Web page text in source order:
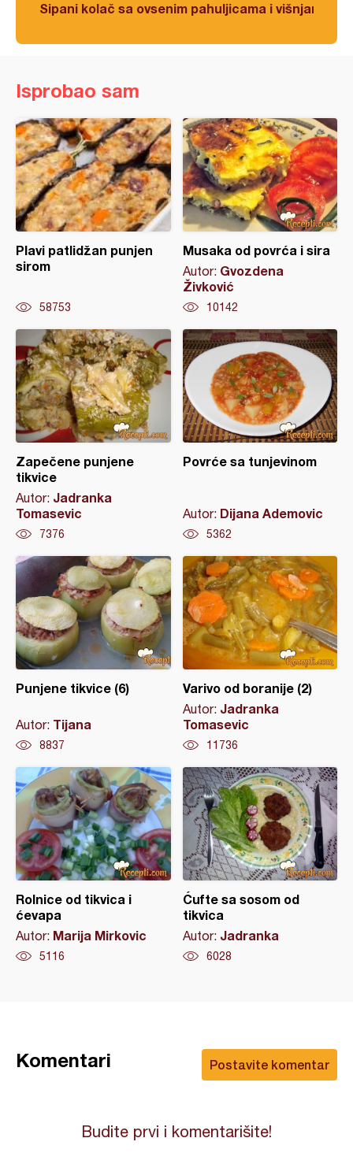
Sipani kolač sa ovsenim pahuljicama i višnjama
Isprobao sam
Plavi patlidžan punjen
sirom
58753
Musaka od povrća i sira
Autor: Gvozdena
Živković
10142
Zapečene punjene
tikvice
Autor: Jadranka
Tomasevic
7376
Povrće sa tunjevinom
Autor: Dijana Ademovic
5362
Punjene tikvice (6)
Autor: Tijana
8837
Varivo od boranije (2)
Autor: Jadranka
Tomasevic
11736
Rolnice od tikvica i
ćevapa
Autor: Marija Mirkovic
5116
Ćufte sa sosom od
tikvica
Autor: Jadranka
6028
Postavite komentar
Komentari
Budite prvi i komentarišite!